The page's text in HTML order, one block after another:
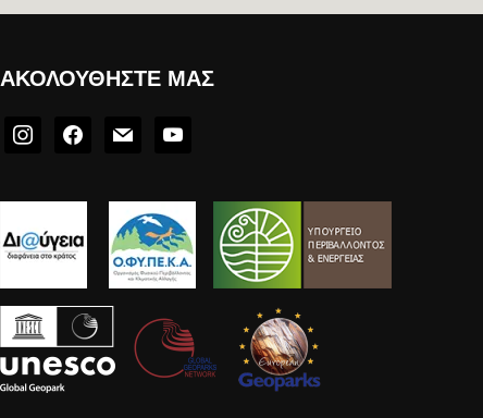
ΑΚΟΛΟΥΘΉΣΤΕ ΜΑΣ
instagramfacebookmail youtube